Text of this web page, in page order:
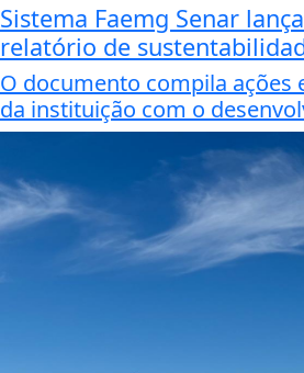
Sistema Faemg Senar
relatório de
O documento compila ações
da instituição com o